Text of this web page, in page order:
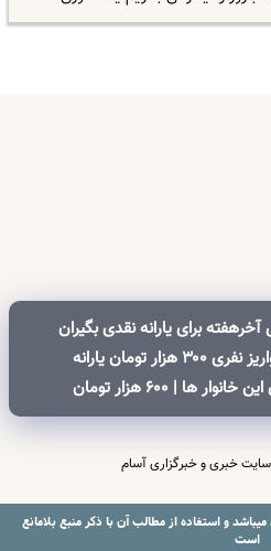
برای یارانه نقدی بگیران
| شنبه ، واریز نفری ۳۰۰ هزار تومان یارانه
نقدی برای این خانوار ها | ۶۰۰ هزار تومان
خانوارهای دارای فرزند
خبری و خبرگزاری آسام
میباشد و استفاده از مطالب آن با ذکر منبع بلامانع
است